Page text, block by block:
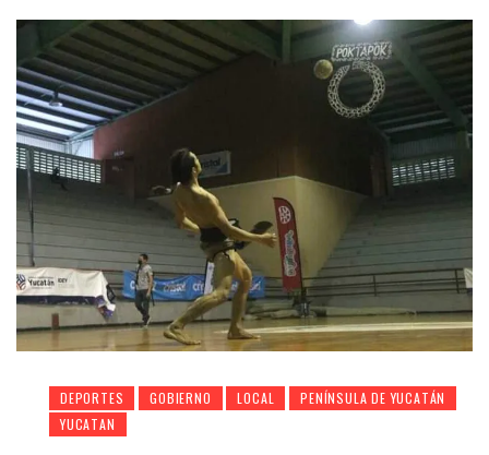
DEPORTES GOBIERNO LOCAL
PENÍNSULA DE YUCATÁN
YUCATAN